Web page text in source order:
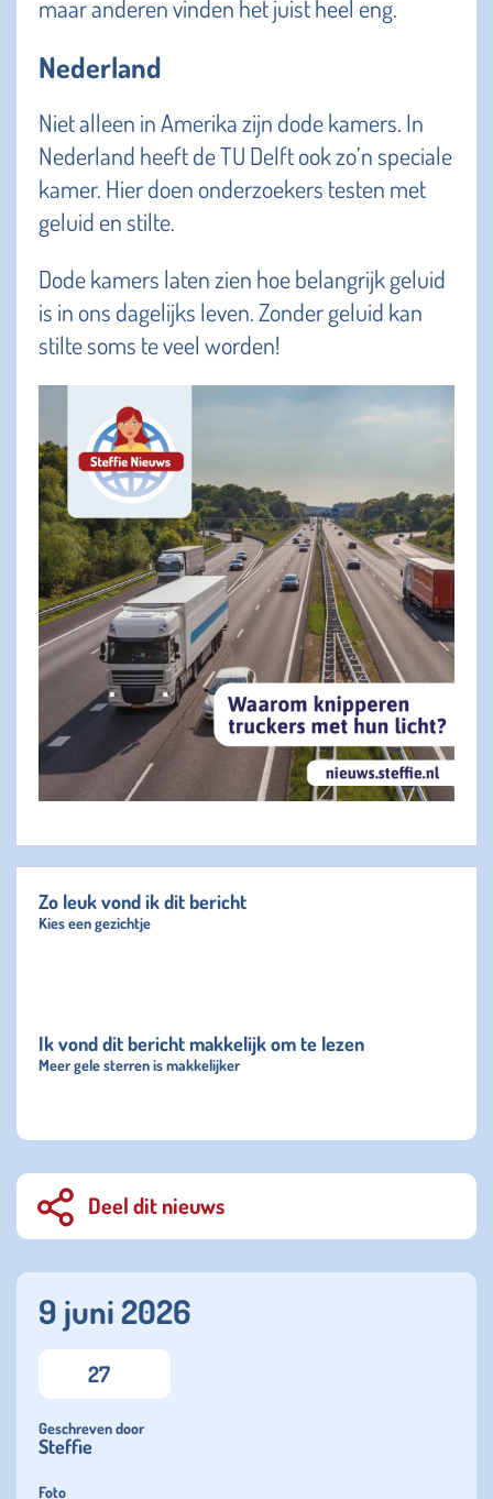
maar anderen vinden het juist heel eng.
Nederland
Niet alleen in Amerika zijn dode kamers. In
Nederland heeft de TU Delft ook zo’n speciale
kamer. Hier doen onderzoekers testen met
geluid en stilte.
Dode kamers laten zien hoe belangrijk geluid
is in ons dagelijks leven. Zonder geluid kan
stilte soms te veel worden!
Zo leuk vond ik dit bericht
Kies een gezichtje
Ik vond dit bericht makkelijk om te lezen
Meer gele sterren is makkelijker
Deel dit nieuws
9 juni 2026
27
Geschreven door
Steffie
Foto